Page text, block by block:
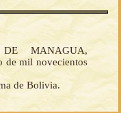
MANAGUA,
de mil novecientos
de Bolivia.